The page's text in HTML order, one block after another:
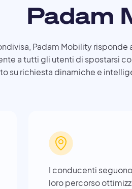
Padam
Padam Mobility
a tutti gli utenti di spostarsi
su richiesta dinamiche e
I conducenti
loro percorso